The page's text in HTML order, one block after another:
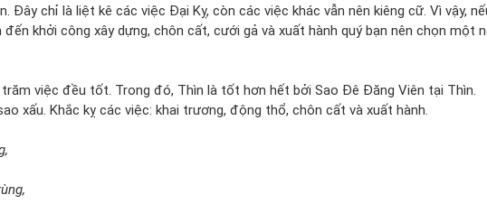
Đây chỉ là liệt kê các việc Đại Kỵ, còn các việc khác vẫn nên kiêng cữ. Vì vậy,
khởi công xây dựng, chôn cất, cưới gả và xuất hành quý bạn nên chọn một
việc đều tốt. Trong đó, Thìn là tốt hơn hết bởi Sao Đê Đăng Viên tại Thìn.
xấu. Khắc kỵ các việc: khai trương, động thổ, chôn cất và xuất hành.